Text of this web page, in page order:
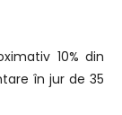
10% din
în jur de 35